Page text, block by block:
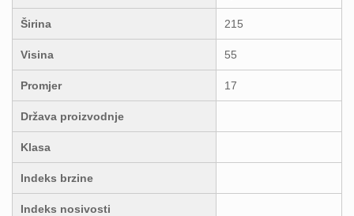
Širina 215
Visina 55
Promjer 17
Država proizvodnje
Klasa
Indeks brzine
Indeks nosivosti